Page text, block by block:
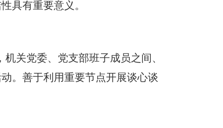
具有重要意义。
关党委、党支部班子成员之间、
。善于利用重要节点开展谈心谈